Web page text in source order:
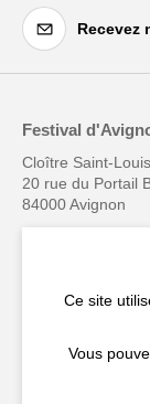
Recevez
Festival
Cloître Saint-
20 rue du Portail
84000 Avignon
Ce site
Vous